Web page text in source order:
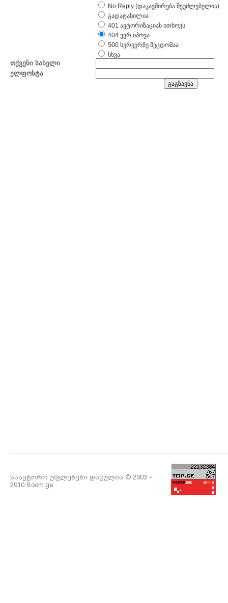
No Reply (დაკავშირება შეუძლებელია)
გადატანილია
401 ავტორიზაციას ითხოვს
404 ვერ იპოვა
500 სერვერზე შეცდომაა
სხვა
თქვენი სახელი
ელფოსტა
საავტორო უფლებები დაცულია © 2003 -
2010 Boom.ge